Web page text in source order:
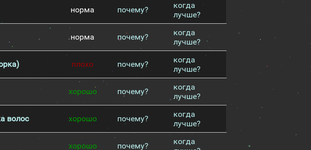
норма почему?
когда
лучше?
норма почему?
когда
лучше?
плохо почему?
когда
лучше?
хорошо почему?
когда
лучше?
волос хорошо почему?
когда
лучше?
хорошо почему?
когда